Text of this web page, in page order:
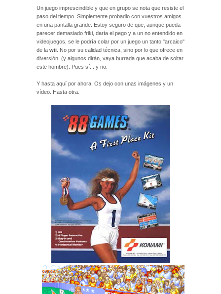
Un juego imprescindible y que en grupo se nota que resiste el
paso del tiempo. Simplemente probadlo con vuestros amigos
en una pantalla grande. Estoy seguro de que, aunque pueda
parecer demasiado friki, daría el pego y a un no entendido en
videojuegos, se le podría colar por un juego un tanto "arcaico"
de la wii . No por su calidad técnica, sino por lo que ofrece en
diversión. (y algunos dirán, vaya burrada que acaba de soltar
este hombre). Pues sí... y no.
Y hasta aquí por ahora. Os dejo con unas imágenes y un
vídeo. Hasta otra.